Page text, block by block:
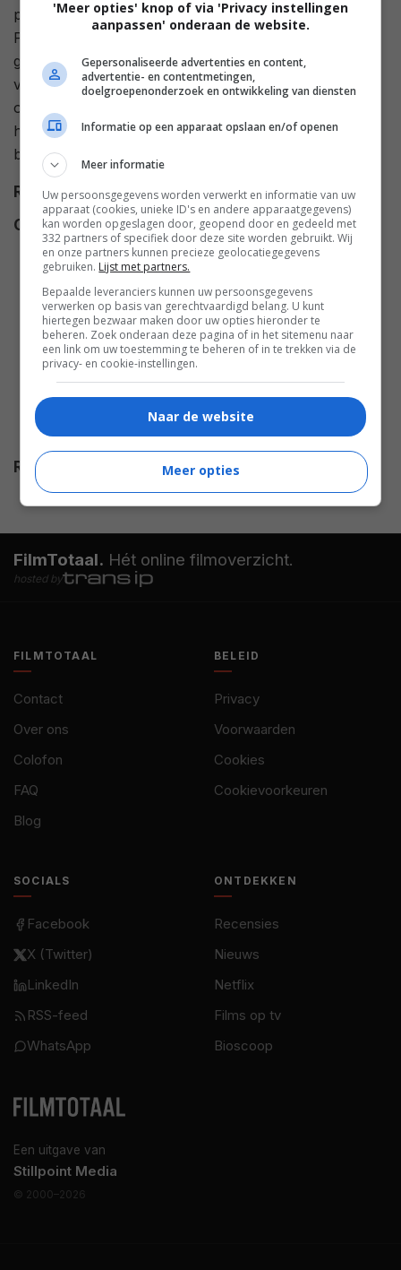
probeert in zijn eentje zijn jonge kinderen Elliot en
Phoebe op te voeden. Ze besluiten een jonge pup
genaamd Belle te adopteren. Echter, Glenns nieuwe
vriendin Dani haat honden. Als Elliot en Phoebe
ontdekken dat zij tijdens een date op kerstavond Belle
heeft meegenomen, zetten ze samen met de
buurtkinderen een reddingsmissie op.
Regie Jason Dallas.
Cast
Dean Cain,Kristy Swanson,
Haylie Duff,Jet Jurgensmeyer
,
Meyrick Murphy
Kendall Joy Hall,Avary
Anderson ,Babs Simmons,
Jonathan Guraedy,Christina
Mandrell
Lee Stone,Irlene Mandrell,
Jamie Dudney,Trinity Adkins
Tim Guraedy,Whit Gilbert.
Release
04.11.2014
FilmTotaal. Hét online filmoverzicht.
hosted by
Een uitgave van
Stillpoint Media
© 2000–2026
FILMTOTAAL
Contact
Over ons
Colofon
FAQ
Blog
BELEID
Privacy
Voorwaarden
Cookies
Cookievoorkeuren
SOCIALS
Facebook
X (Twitter)
LinkedIn
RSS-feed
WhatsApp
ONTDEKKEN
Recensies
Nieuws
Netflix
Films op tv
Bioscoop
'Meer opties' knop of via 'Privacy instellingen
aanpassen' onderaan de website.
Gepersonaliseerde advertenties en content,
advertentie- en contentmetingen,
doelgroepenonderzoek en ontwikkeling van diensten
Informatie op een apparaat opslaan en/of openen
Meer informatie
Uw persoonsgegevens worden verwerkt en informatie van uw
apparaat (cookies, unieke ID's en andere apparaatgegevens)
kan worden opgeslagen door, geopend door en gedeeld met
332 partners of specifiek door deze site worden gebruikt. Wij
en onze partners kunnen precieze geolocatiegegevens
gebruiken. Lijst met partners.
Bepaalde leveranciers kunnen uw persoonsgegevens
verwerken op basis van gerechtvaardigd belang. U kunt
hiertegen bezwaar maken door uw opties hieronder te
beheren. Zoek onderaan deze pagina of in het sitemenu naar
een link om uw toestemming te beheren of in te trekken via de
privacy- en cookie-instellingen.
Naar de website
Meer opties